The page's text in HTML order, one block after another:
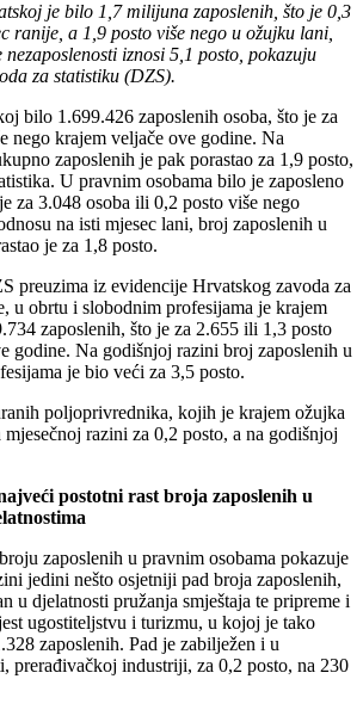
je bilo 1,7 milijuna zaposlenih, što je 0,3
ranije, a 1,9 posto više nego u ožujku lani,
iznosi 5,1 posto, pokazuju
za statistiku (DZS).
bilo 1.699.426 zaposlenih osoba, što je za
nego krajem veljače ove godine. Na
zaposlenih je pak porastao za 1,9 posto,
U pravnim osobama bilo je zaposleno
za 3.048 osoba ili 0,2 posto više nego
na isti mjesec lani, broj zaposlenih u
je za 1,8 posto.
preuzima iz evidencije Hrvatskog zavoda za
u obrtu i slobodnim profesijama je krajem
zaposlenih, što je za 2.655 ili 1,3 posto
godine. Na godišnjoj razini broj zaposlenih u
je bio veći za 3,5 posto.
poljoprivrednika, kojih je krajem ožujka
razini za 0,2 posto, a na godišnjoj
postotni rast broja zaposlenih u
zaposlenih u pravnim osobama pokazuje
jedini nešto osjetniji pad broja zaposlenih,
u djelatnosti pružanja smještaja te pripreme i
ugostiteljstvu i turizmu, u kojoj je tako
zaposlenih. Pad je zabilježen i u
prerađivačkoj industriji, za 0,2 posto, na 230